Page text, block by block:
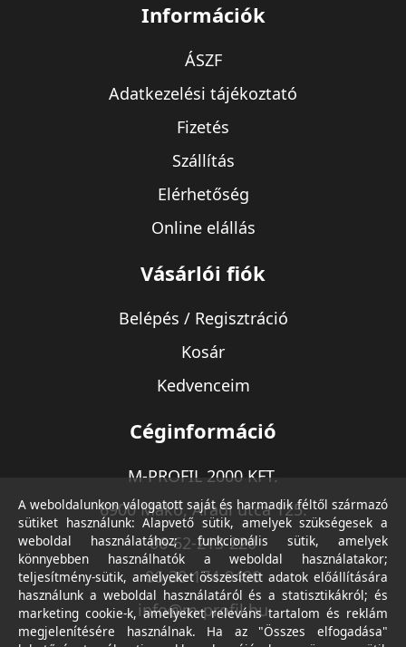
Információk
ÁSZF
Adatkezelési tájékoztató
Fizetés
Szállítás
Elérhetőség
Online elállás
Vásárlói fiók
Belépés / Regisztráció
Kosár
Kedvenceim
Céginformáció
M-PROFIL 2000 KFT.
6900 Makó, Aradi utca 125.
06-62-213-220
06-30-174-9490
info@m-profil.hu
A weboldalunkon válogatott saját és harmadik féltől származó
sütiket használunk: Alapvető sütik, amelyek szükségesek a
weboldal használatához; funkcionális sütik, amelyek
könnyebben használhatók a weboldal használatakor;
teljesítmény-sütik, amelyeket összesített adatok előállítására
használunk a weboldal használatáról és a statisztikákról; és
marketing cookie-k, amelyeket releváns tartalom és reklám
megjelenítésére használnak. Ha az "Összes elfogadása"